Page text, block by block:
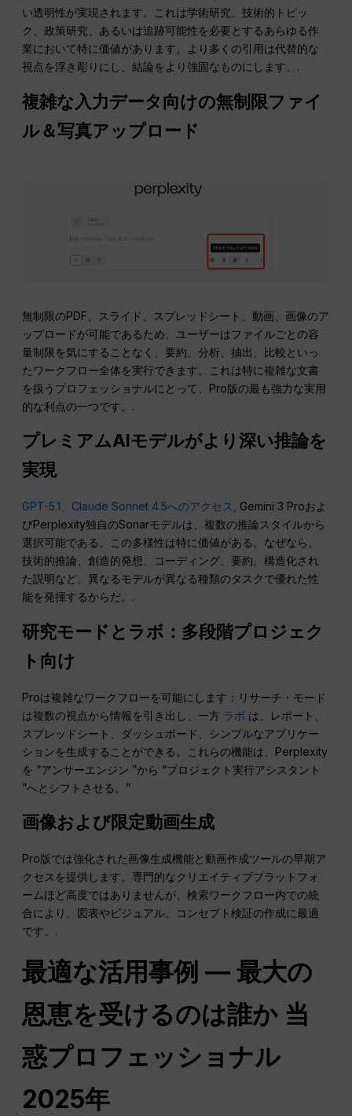
い透明性が実現されます。これは学術研究、技術的トピッ
ク、政策研究、あるいは追跡可能性を必要とするあらゆる作
業において特に価値があります。より多くの引用は代替的な
視点を浮き彫りにし、結論をより強固なものにします。.
複雑な入力データ向けの無制限ファイ
ル＆写真アップロード
無制限のPDF、スライド、スプレッドシート、動画、画像のア
ップロードが可能であるため、ユーザーはファイルごとの容
量制限を気にすることなく、要約、分析、抽出、比較といっ
たワークフロー全体を実行できます。これは特に複雑な文書
を扱うプロフェッショナルにとって、Pro版の最も強力な実用
的な利点の一つです。.
プレミアムAIモデルがより深い推論を
実現
GPT-5.1、Claude Sonnet 4.5へのアクセス,
Gemini 3 Proおよ
びPerplexity独自のSonarモデルは、複数の推論スタイルから
選択可能である。この多様性は特に価値がある。なぜなら、
技術的推論、創造的発想、コーディング、要約、構造化され
た説明など、異なるモデルが異なる種類のタスクで優れた性
能を発揮するからだ。.
研究モードとラボ：多段階プロジェク
ト向け
Proは複雑なワークフローを可能にします：リサーチ・モード
は複数の視点から情報を引き出し、一方 ラボ は、レポート、
スプレッドシート、ダッシュボード、シンプルなアプリケー
ションを生成することができる。これらの機能は、Perplexity
を “アンサーエンジン ”から “プロジェクト実行アシスタント
”へとシフトさせる。”
画像および限定動画生成
Pro版では強化された画像生成機能と動画作成ツールの早期ア
クセスを提供します。専門的なクリエイティブプラットフォ
ームほど高度ではありませんが、検索ワークフロー内での統
合により、図表やビジュアル、コンセプト検証の作成に最適
です。.
最適な活用事例 — 最大の
恩恵を受けるのは誰か 当
惑プロフェッショナル
2025年